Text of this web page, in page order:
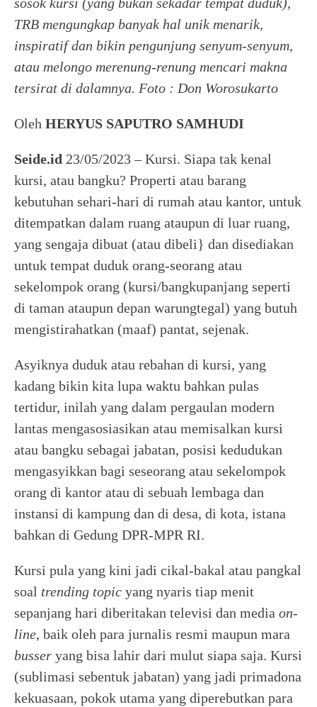
TRB mengungkap banyak hal unik menarik,
inspiratif dan bikin pengunjung senyum-senyum,
atau melongo merenung-renung mencari makna
tersirat di dalamnya. Foto : Don Worosukarto
Oleh HERYUS SAPUTRO SAMHUDI
Seide.id 23/05/2023 – Kursi. Siapa tak kenal
kursi, atau bangku? Properti atau barang
kebutuhan sehari-hari di rumah atau kantor, untuk
ditempatkan dalam ruang ataupun di luar ruang,
yang sengaja dibuat (atau dibeli} dan disediakan
untuk tempat duduk orang-seorang atau
sekelompok orang (kursi/bangkupanjang seperti
di taman ataupun depan warungtegal) yang butuh
mengistirahatkan (maaf) pantat, sejenak.
Asyiknya duduk atau rebahan di kursi, yang
kadang bikin kita lupa waktu bahkan pulas
tertidur, inilah yang dalam pergaulan modern
lantas mengasosiasikan atau memisalkan kursi
atau bangku sebagai jabatan, posisi kedudukan
mengasyikkan bagi seseorang atau sekelompok
orang di kantor atau di sebuah lembaga dan
instansi di kampung dan di desa, di kota, istana
bahkan di Gedung DPR-MPR RI.
Kursi pula yang kini jadi cikal-bakal atau pangkal
soal trending topic yang nyaris tiap menit
sepanjang hari diberitakan televisi dan media on-
line, baik oleh para jurnalis resmi maupun mara
busser yang bisa lahir dari mulut siapa saja. Kursi
(sublimasi sebentuk jabatan) yang jadi primadona
kekuasaan, pokok utama yang diperebutkan para